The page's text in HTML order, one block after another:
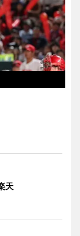
天